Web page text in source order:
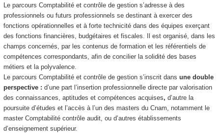
Le parcours Comptabilité et contrôle de gestion s’adresse à des
professionnels ou futurs professionnels se destinant à exercer des
fonctions opérationnelles et à forte technicité dans des équipes exerçant
des fonctions financières, budgétaires et fiscales. Il est organisé, dans les
champs concernés, par les contenus de formation et les référentiels de
compétences correspondants, afin de concilier la solidité des bases
métiers et la polyvalence.
Le parcours Comptabilité et contrôle de gestion s’inscrit dans une double
perspective : d’une part l’insertion professionnelle directe par valorisation
des connaissances, aptitudes et compétences acquises, d’autre la
poursuite d’études et l’accès à l’un des masters du Cnam, notamment le
master Comptabilité contrôle audit, ou d’autres établissements
d’enseignement supérieur.